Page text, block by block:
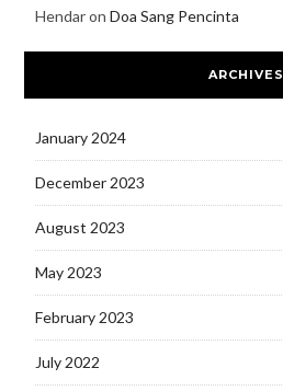
Hendaron Doa Sang Pencinta
ARCHIVES
January 2024
December 2023
August 2023
May 2023
February 2023
July 2022